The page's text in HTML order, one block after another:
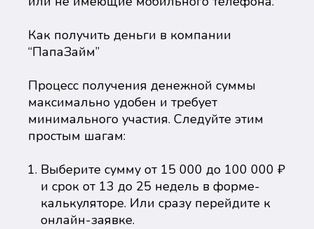
Как получить деньги в компании
“ПапаЗайм”
Процесс получения денежной суммы
максимально удобен и требует
минимального участия. Следуйте этим
простым шагам:
Выберите сумму от 15 000 до 100 000 ₽
и срок от 13 до 25 недель в форме-
калькуляторе. Или сразу перейдите к
онлайн-заявке.